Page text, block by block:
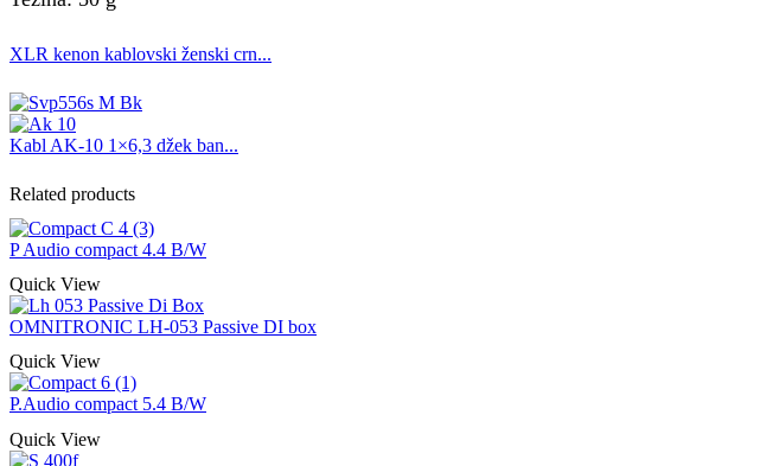
XLR kenon kablovski ženski crn...
Kabl AK-10 1×6,3 džek ban...
Related products
P Audio compact 4.4 B/W
Quick View
OMNITRONIC LH-053 Passive DI box
Quick View
P.Audio compact 5.4 B/W
Quick View